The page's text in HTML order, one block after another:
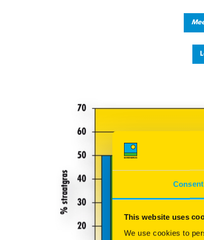
Consent
This website uses
We use cookies to